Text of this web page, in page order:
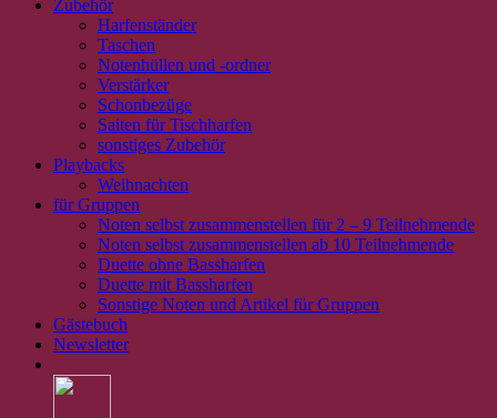
Zubehör
Harfenständer
Taschen
Notenhüllen und -ordner
Verstärker
Schonbezüge
Saiten für Tischharfen
sonstiges Zubehör
Playbacks
Weihnachten
für Gruppen
Noten selbst zusammenstellen für 2 – 9 Teilnehmende
Noten selbst zusammenstellen ab 10 Teilnehmende
Duette ohne Bassharfen
Duette mit Bassharfen
Sonstige Noten und Artikel für Gruppen
Gästebuch
Newsletter